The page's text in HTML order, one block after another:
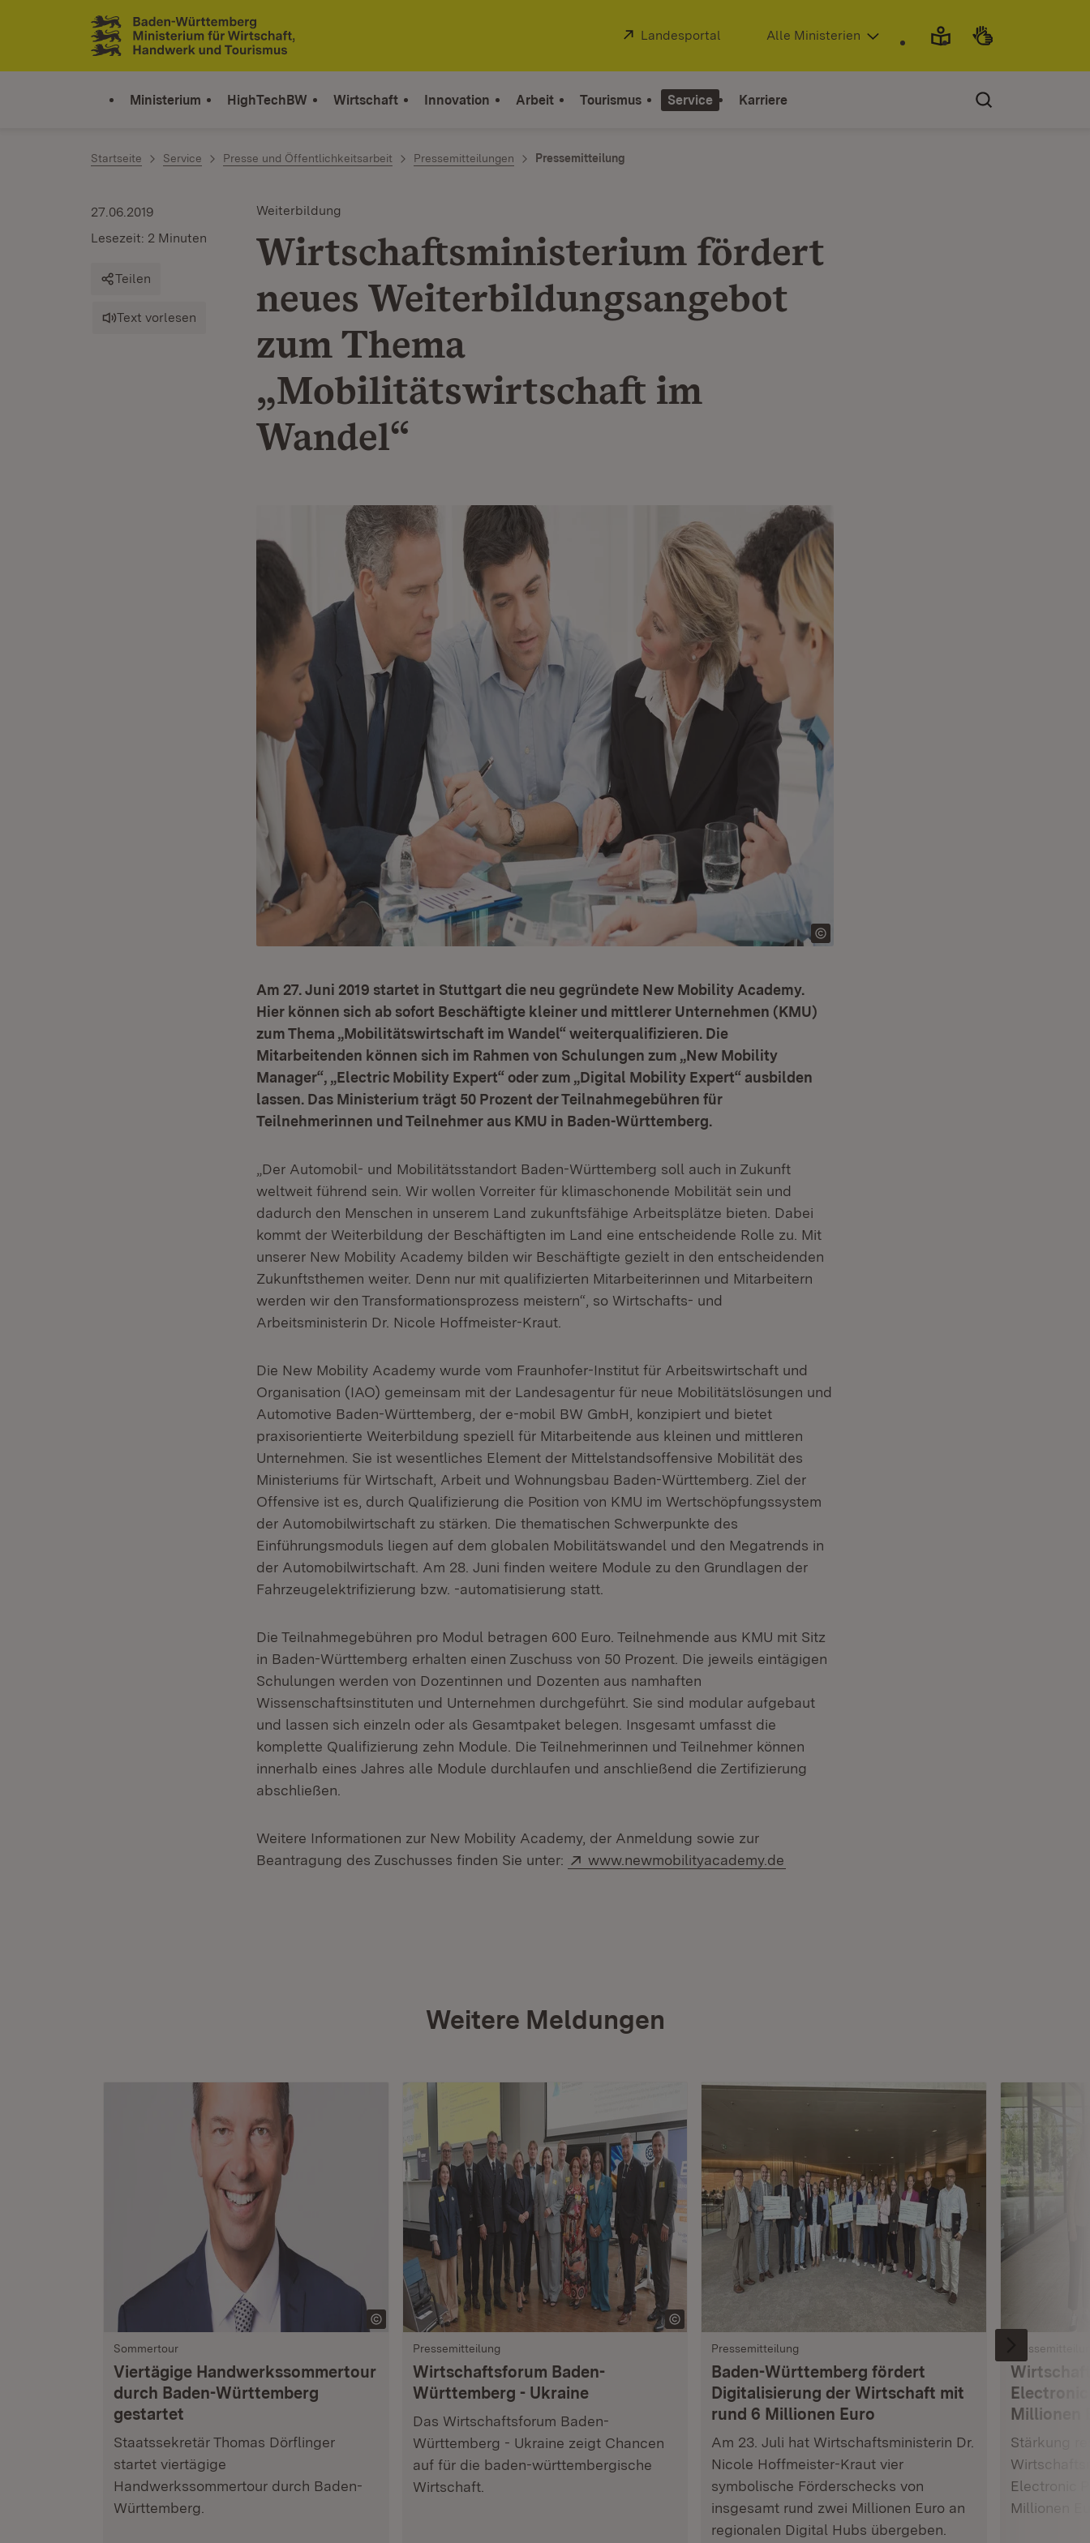
Zum Inhalt springen
Link zur Startseite
Extern:
Landesportal (Öffnet in neuem Fenster)
Alle Ministerien
Ministerium HighTechBW Wirtschaft Innovation Arbeit Tourismus Service Karriere
Startseite Service Presse und Öffentlichkeitsarbeit Pressemitteilungen Pressemitteilung
Weiterbildung
Wirtschaftsministerium fördert
neues Weiterbildungsangebot
zum Thema
„Mobilitätswirtschaft im
Wandel“
27.06.2019
Lesezeit: 2 Minuten
Teilen
Text vorlesen
Am 27. Juni 2019 startet in Stuttgart die neu gegründete New Mobility Academy.
Hier können sich ab sofort Beschäftigte kleiner und mittlerer Unternehmen (KMU)
zum Thema „Mobilitätswirtschaft im Wandel“ weiterqualifizieren. Die
Mitarbeitenden können sich im Rahmen von Schulungen zum „New Mobility
Manager“, „Electric Mobility Expert“ oder zum „Digital Mobility Expert“ ausbilden
lassen. Das Ministerium trägt 50 Prozent der Teilnahmegebühren für
Teilnehmerinnen und Teilnehmer aus KMU in Baden-Württemberg.
„Der Automobil- und Mobilitätsstandort Baden-Württemberg soll auch in Zukunft
weltweit führend sein. Wir wollen Vorreiter für klimaschonende Mobilität sein und
dadurch den Menschen in unserem Land zukunftsfähige Arbeitsplätze bieten. Dabei
kommt der Weiterbildung der Beschäftigten im Land eine entscheidende Rolle zu. Mit
unserer New Mobility Academy bilden wir Beschäftigte gezielt in den entscheidenden
Zukunftsthemen weiter. Denn nur mit qualifizierten Mitarbeiterinnen und Mitarbeitern
werden wir den Transformationsprozess meistern“, so Wirtschafts- und
Arbeitsministerin Dr. Nicole Hoffmeister-Kraut.
Die New Mobility Academy wurde vom Fraunhofer-Institut für Arbeitswirtschaft und
Organisation (IAO) gemeinsam mit der Landesagentur für neue Mobilitätslösungen und
Automotive Baden-Württemberg, der e-mobil BW GmbH, konzipiert und bietet
praxisorientierte Weiterbildung speziell für Mitarbeitende aus kleinen und mittleren
Unternehmen. Sie ist wesentliches Element der Mittelstandsoffensive Mobilität des
Ministeriums für Wirtschaft, Arbeit und Wohnungsbau Baden-Württemberg. Ziel der
Offensive ist es, durch Qualifizierung die Position von KMU im Wertschöpfungssystem
der Automobilwirtschaft zu stärken. Die thematischen Schwerpunkte des
Einführungsmoduls liegen auf dem globalen Mobilitätswandel und den Megatrends in
der Automobilwirtschaft. Am 28. Juni finden weitere Module zu den Grundlagen der
Fahrzeugelektrifizierung bzw. -automatisierung statt.
Die Teilnahmegebühren pro Modul betragen 600 Euro. Teilnehmende aus KMU mit Sitz
in Baden-Württemberg erhalten einen Zuschuss von 50 Prozent. Die jeweils eintägigen
Schulungen werden von Dozentinnen und Dozenten aus namhaften
Wissenschaftsinstituten und Unternehmen durchgeführt. Sie sind modular aufgebaut
und lassen sich einzeln oder als Gesamtpaket belegen. Insgesamt umfasst die
komplette Qualifizierung zehn Module. Die Teilnehmerinnen und Teilnehmer können
innerhalb eines Jahres alle Module durchlaufen und anschließend die Zertifizierung
abschließen.
Weitere Informationen zur New Mobility Academy, der Anmeldung sowie zur
Beantragung des Zuschusses finden Sie unter:
Extern:
www.newmobilityacademy.de
Weitere Meldungen
Sommertour
Viertägige Handwerkssommertour
durch Baden-Württemberg
gestartet
Staatssekretär Thomas Dörflinger
startet viertägige
Handwerkssommertour durch Baden-
Württemberg.
Pressemitteilung
Wirtschaftsforum Baden-
Württemberg - Ukraine
Das Wirtschaftsforum Baden-
Württemberg - Ukraine zeigt Chancen
auf für die baden-württembergische
Wirtschaft.
Pressemitteilung
Baden-Württemberg fördert
Digitalisierung der Wirtschaft mit
rund 6 Millionen Euro
Am 23. Juli hat Wirtschaftsministerin Dr.
Nicole Hoffmeister-Kraut vier
symbolische Förderschecks von
insgesamt rund zwei Millionen Euro an
regionalen Digital Hubs übergeben.
Millionen
Stärkung
Electronic
Millionen